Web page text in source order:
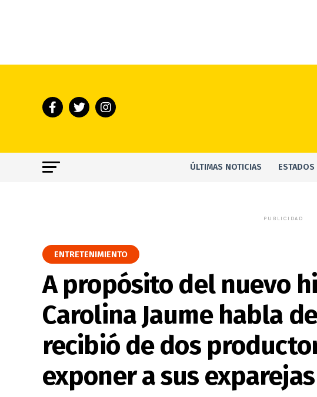
ÚLTIMAS NOTICIAS
PUBLICIDAD
ENTRETENIMIENTO
A propósito del nuevo
Carolina Jaume habla
recibió de dos
exponer a sus